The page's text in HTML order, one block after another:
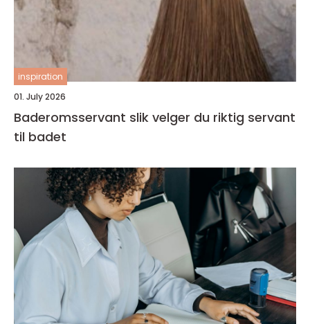
inspiration
01. July 2026
Baderomsservant slik velger du riktig servant
til badet